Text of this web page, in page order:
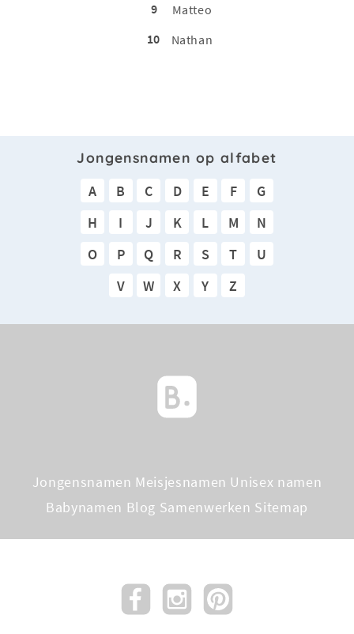
9
Matteo
10
Nathan
Jongensnamen op alfabet
A B C D E F
G
H
I J K L M
N
O
P Q R S T
U
V
W X Y Z
Jongensnamen Meisjesnamen Unisex namen
Babynamen Blog Samenwerken Sitemap